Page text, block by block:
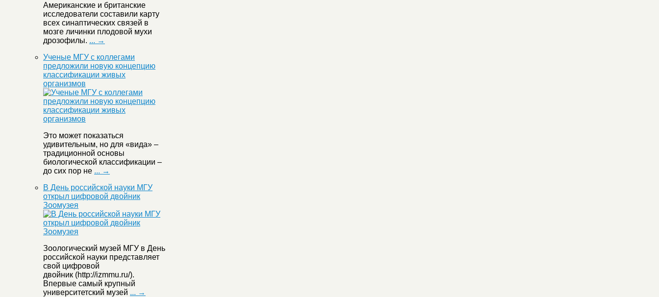
Американские и британские
исследователи составили карту
всех синаптических связей в
мозге личинки плодовой мухи
дрозофилы. ... →
Ученые МГУ с коллегами
предложили новую концепцию
классификации живых
организмов
Это может показаться
удивительным, но для «вида» –
традиционной основы
биологической классификации –
до сих пор не ... →
В День российской науки МГУ
открыл цифровой двойник
Зоомузея
Зоологический музей МГУ в День
российской науки представляет
свой цифровой
двойник (http://izmmu.ru/).
Впервые самый крупный
университетский музей ... →